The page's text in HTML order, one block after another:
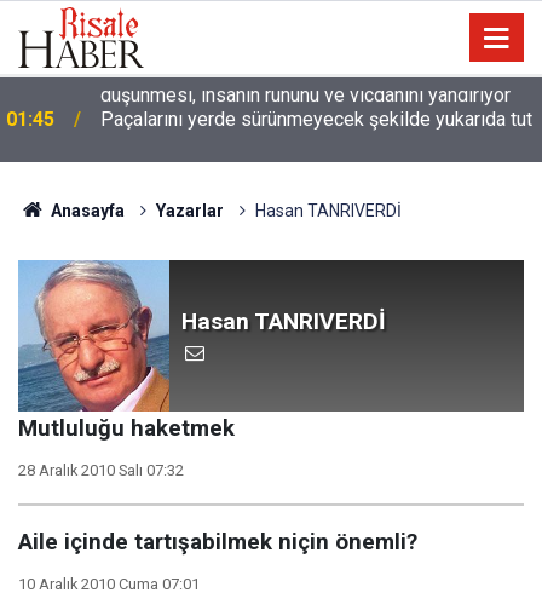
01:45 Paçalarını yerde sürünmeyecek şekilde yukarıda tut
Anasayfa Yazarlar Hasan TANRIVERDİ
Hasan TANRIVERDİ
Mutluluğu haketmek
28 Aralık 2010 Salı 07:32
Aile içinde tartışabilmek niçin önemli?
10 Aralık 2010 Cuma 07:01